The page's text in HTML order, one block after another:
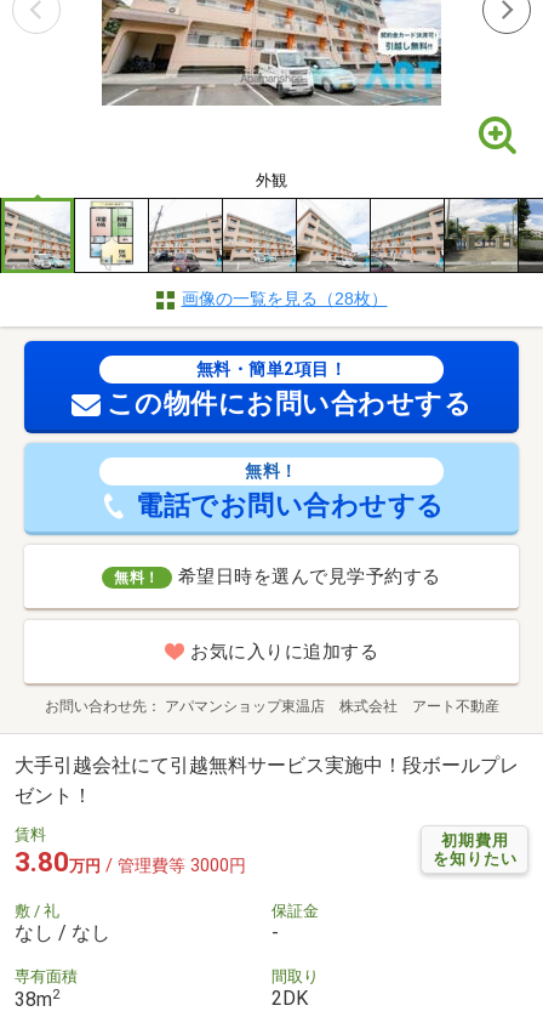
外観
画像の一覧を見る（28枚）
無料・簡単2項目！
この物件にお問い合わせする
無料！
電話でお問い合わせする
無料！ 希望日時を選んで見学予約する
お気に入りに追加する
お問い合わせ先 アパマンショップ東温店 株式会社 アート不動産
大手引越会社にて引越無料サービス実施中！段ボールプレ
ゼント！
初期費用
を知りたい
賃料
3.80万円 / 管理費等 3000円
敷 / 礼
なし / なし
保証金
-
専有面積
38m2
間取り
2DK